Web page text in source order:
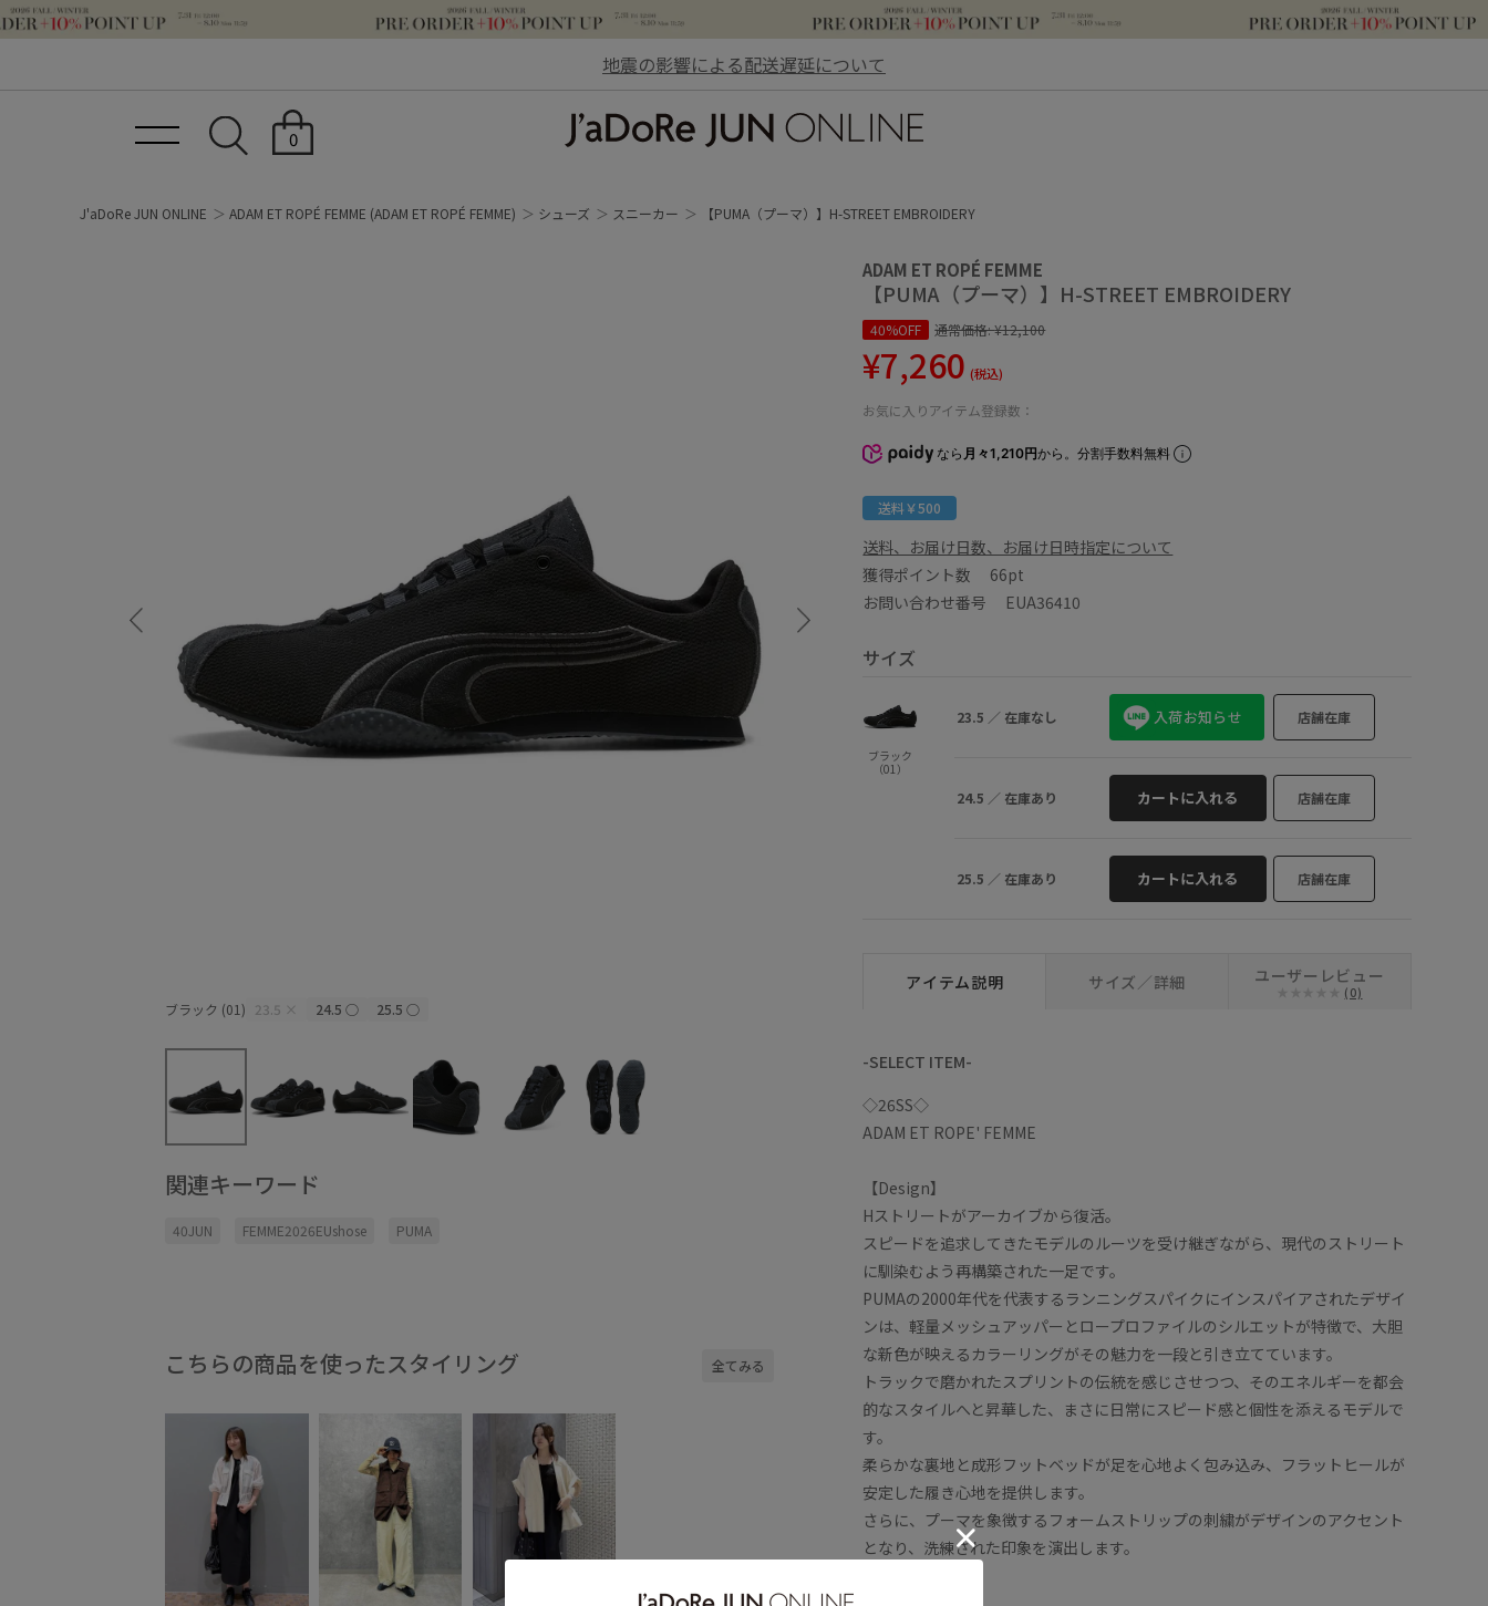
地震の影響による配送遅延について
0
J'aDoRe JUN ONLINE ADAM ET ROPÉ FEMME (ADAM ET ROPÉ FEMME) シューズ スニーカー 【PUMA（プーマ）】H-STREET EMBROIDERY
ブラック (01) 23.5 × 24.5○ 25.5○
関連キーワード
40JUN FEMME2026EUshose PUMA
こちらの商品を使ったスタイリング 全てみる
ADAM ET ROPÉ FEMME
【PUMA（プーマ）】H-STREET EMBROIDERY
40%OFF 通常価格:¥12,100
¥7,260 (税込)
お気に入りアイテム登録数：
なら 月々1,210円から。分割手数料無料
送料￥500
送料、お届け日数、お届け日時指定について
獲得ポイント数 66pt
お問い合わせ番号 EUA36410
サイズ
ブラック
（01）
23.5 ／ 在庫なし 入荷お知らせ 店舗在庫
24.5 ／ 在庫あり カートに入れる 店舗在庫
25.5 ／ 在庫あり カートに入れる 店舗在庫
アイテム説明 サイズ／詳細 ユーザーレビュー
(0)
-SELECT ITEM-
◇26SS◇
ADAM ET ROPE' FEMME
【Design】
Hストリートがアーカイブから復活。
スピードを追求してきたモデルのルーツを受け継ぎながら、現代のストリート
に馴染むよう再構築された一足です。
PUMAの2000年代を代表するランニングスパイクにインスパイアされたデザイ
ンは、軽量メッシュアッパーとロープロファイルのシルエットが特徴で、大胆
な新色が映えるカラーリングがその魅力を一段と引き立てています。
トラックで磨かれたスプリントの伝統を感じさせつつ、そのエネルギーを都会
的なスタイルへと昇華した、まさに日常にスピード感と個性を添えるモデルで
す。
柔らかな裏地と成形フットベッドが足を心地よく包み込み、フラットヒールが
安定した履き心地を提供します。
さらに、プーマを象徴するフォームストリップの刺繍がデザインのアクセント
となり、洗練された印象を演出します。